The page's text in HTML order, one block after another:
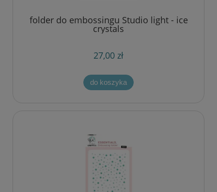
folder do embossingu Studio light - ice
crystals
27,00 zł
do koszyka